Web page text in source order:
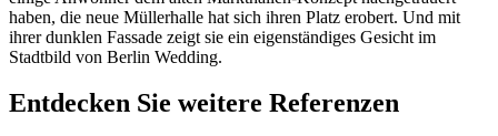
haben, die neue Müllerhalle hat sich ihren Platz erobert. Und mit
ihrer dunklen Fassade zeigt sie ein eigenständiges Gesicht im
Stadtbild von Berlin Wedding.
Entdecken Sie weitere Referenzen